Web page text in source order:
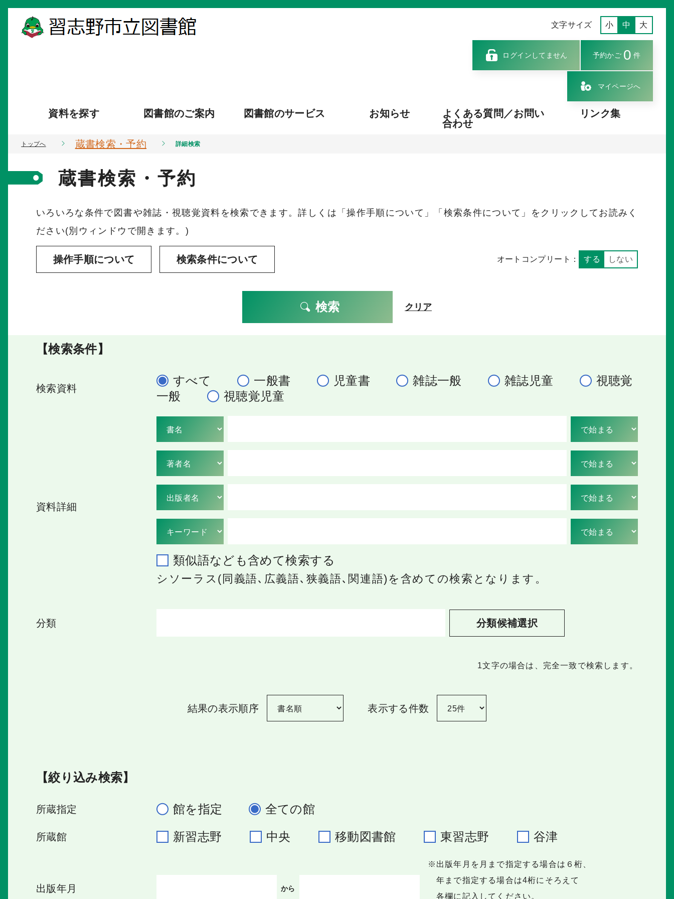
文字サイズ 小 中 大
ログインしてません 予約かご 0 件
マイページへ
資料を探す 図書館のご案内 図書館のサービス お知らせ
よくある質問／お問い
合わせ
リンク集
トップへ 蔵書検索・予約 詳細検索
蔵書検索・予約
いろいろな条件で図書や雑誌・視聴覚資料を検索できます。詳しくは「操作手順について」「検索条件について」をクリックしてお読みく
ださい(別ウィンドウで開きます。)
操作手順について 検索条件について オートコンプリート： する しない
検索 クリア
【検索条件】
検索資料
すべて 一般書 児童書 雑誌一般 雑誌児童
視聴覚
一般
視聴覚児童
資料詳細
類似語なども含めて検索する
シソーラス(同義語､広義語､狭義語､関連語)を含めての検索となります。
分類 分類候補選択
1文字の場合は、完全一致で検索します。
結果の表示順序 表示する件数
【絞り込み検索】
所蔵指定 館を指定 全ての館
所蔵館 新習志野 中央 移動図書館 東習志野 谷津
出版年月 から
※出版年月を月まで指定する場合は６桁、
年まで指定する場合は4桁にそろえて
各欄に記入してください。